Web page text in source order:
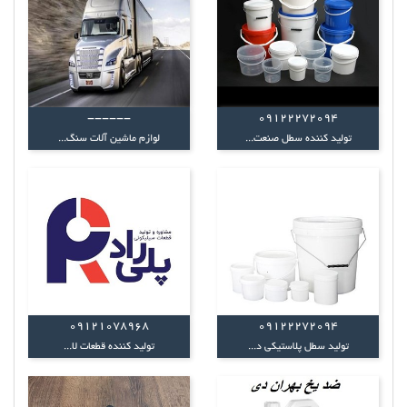
09122272094
تولید کننده سطل صنعت...
------
لوازم ماشین آلات سنگ...
09122272094
تولید سطل پلاستیکی د...
09121078968
تولید کننده قطعات لا...